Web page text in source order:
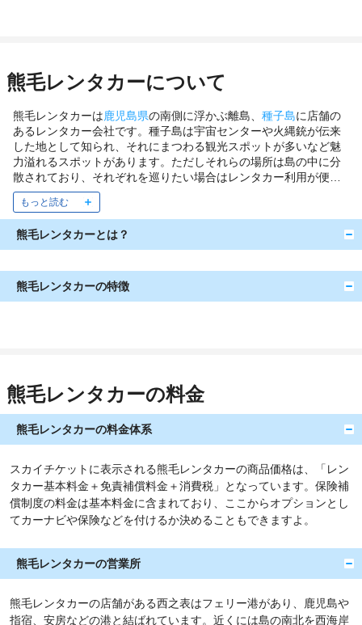
熊毛レンタカーについて
熊毛レンタカーは鹿児島県の南側に浮かぶ離島、 種子島に店舗の
あるレンタカー会社です。種子島は宇宙センターや火縄銃が伝来
した地として知られ、それにまつわる観光スポットが多いなど魅
力溢れるスポットがあります。ただしそれらの場所は島の中に分
散されており、それぞれを巡りたい場合はレンタカー利用が便
利！より充実した種子島観光を楽しめます。
熊毛レンタカーとは？
熊毛レンタカーの特徴
熊毛レンタカーの料金
熊毛レンタカーの料金体系
スカイチケットに表示される熊毛レンタカーの商品価格は、「レン
タカー基本料金＋免責補償料金＋消費税」となっています。保険補
償制度の料金は基本料金に含まれており、ここからオプションとし
てカーナビや保険などを付けるか決めることもできますよ。
熊毛レンタカーの営業所
熊毛レンタカーの店舗がある西之表はフェリー港があり、鹿児島や
指宿、安房などの港と結ばれています。近くには島の南北を西海岸